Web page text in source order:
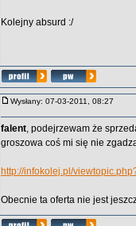
Kolejny absurd :/
Wysłany: 07-03-2011, 08:27
falent, podejrzewam że
groszowa coś mi się nie
http://infokolej.pl/
Obecnie ta oferta nie jest